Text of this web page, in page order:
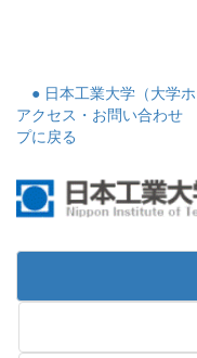
● 日本工業大学（大学ホ
アクセス・お問い合わせ
プに戻る